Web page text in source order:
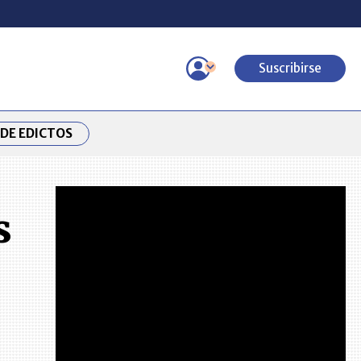
Suscribirse
EDICTOS